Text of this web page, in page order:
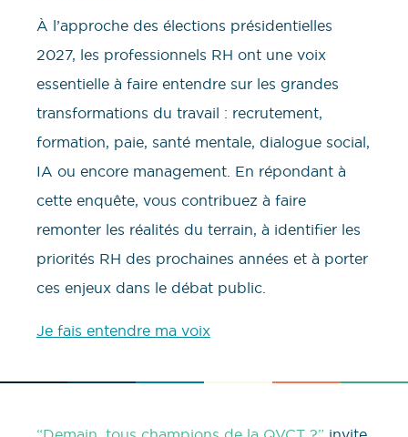
À l’approche des élections présidentielles
2027, les professionnels RH ont une voix
essentielle à faire entendre sur les grandes
transformations du travail : recrutement,
formation, paie, santé mentale, dialogue social,
IA ou encore management. En répondant à
cette enquête, vous contribuez à faire
remonter les réalités du terrain, à identifier les
priorités RH des prochaines années et à porter
ces enjeux dans le débat public.
Je fais entendre ma voix